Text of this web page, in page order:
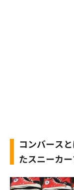
コンバース
たスニーカ